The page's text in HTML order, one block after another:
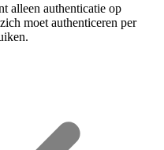
alleen authenticatie op
moet authenticeren per